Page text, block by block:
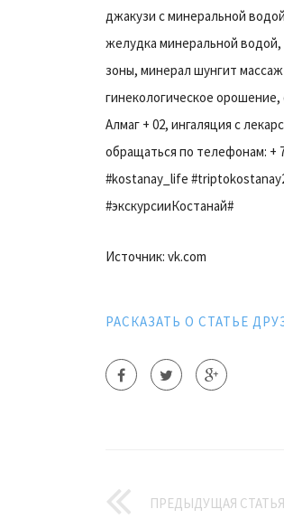
джакузи с минеральной
желудка минеральной
зоны, минерал шунгит
гинекологическое
Алмаг + 02, ингаляция с
обращаться по телефонам: +
#kostanay_life
#экскурсииКостанай#
Источник: vk.com
РАСКАЗАТЬ О СТАТЬЕ
ПРЕДЫДУЩАЯ СТАТЬЯ